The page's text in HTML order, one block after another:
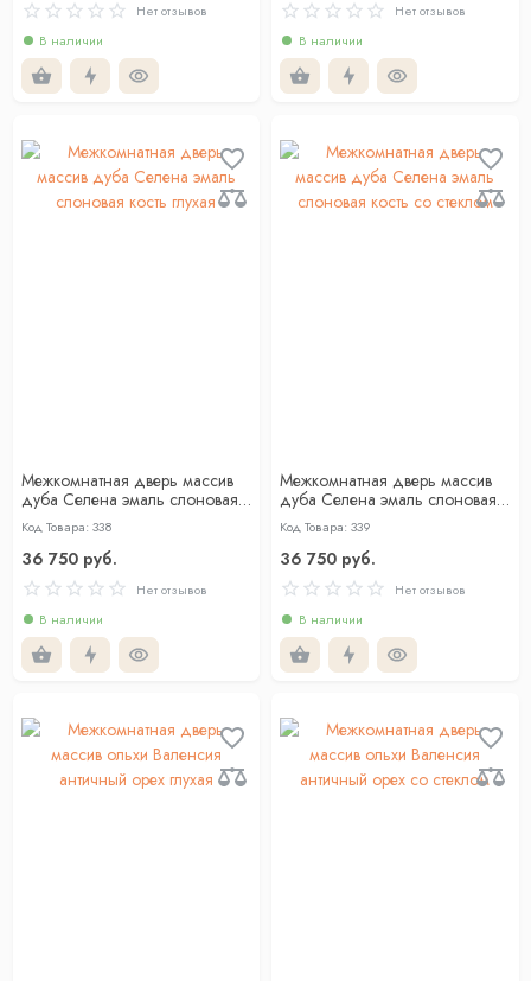
Нет отзывов
В наличии
Нет отзывов
В наличии
Межкомнатная дверь массив
дуба Селена эмаль слоновая
кость глухая
Код Товара: 338
36 750 руб.
Нет отзывов
В наличии
Межкомнатная дверь массив
дуба Селена эмаль слоновая
кость со стеклом
Код Товара: 339
36 750 руб.
Нет отзывов
В наличии